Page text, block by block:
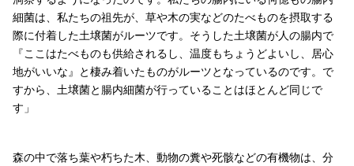
細菌は、私たちの祖先が、草や木の実などのたべものを摂取する
際に付着した土壌菌がルーツです。そうした土壌菌が人の腸内で
『ここはたべものも供給されるし、温度もちょうどよいし、居心
地がいいな』と棲み着いたものがルーツとなっているのです。で
すから、土壌菌と腸内細菌が行っていることはほとんど同じで
す」
森の中で落ち葉や朽ちた木、動物の糞や死骸などの有機物は、分